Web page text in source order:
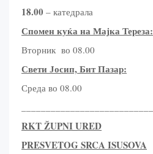
18.00 – катедрала
Спомен куќа на Мајка Тереза:
Вторник во 08.00
Свети Јосип, БитПазар:
Среда во 08.00
RKT ŽUPNI URED
PRESVETOG SRCA ISUSOVA